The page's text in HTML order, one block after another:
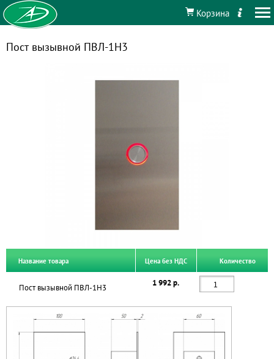
Корзина
Пост вызывной ПВЛ-1Н3
Название товара Цена без НДС Количество
Пост вызывной ПВЛ-1Н3 1 992 р.